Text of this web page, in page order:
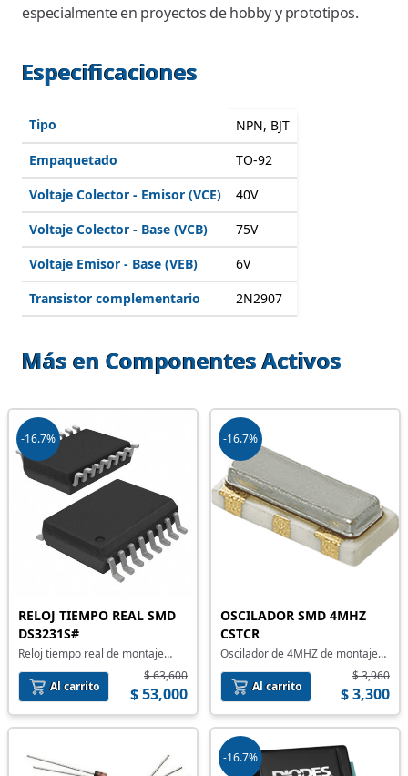
especialmente en proyectos de hobby y prototipos.
Especificaciones
Tipo
NPN, BJT
Empaquetado
TO-92
Voltaje Colector - Emisor (VCE)
40V
Voltaje Colector - Base (VCB)
75V
Voltaje Emisor - Base (VEB)
6V
Transistor complementario
2N2907
Más en Componentes Activos
-16.7%
RELOJ TIEMPO REAL SMD
DS3231S#
Reloj tiempo real de montaje
superficial
Al carrito
$ 63,600
$ 53,000
-16.7%
OSCILADOR SMD 4MHZ
CSTCR
Oscilador de 4MHZ de montaje
superficial
Al carrito
$ 3,960
$ 3,300
-16.7%